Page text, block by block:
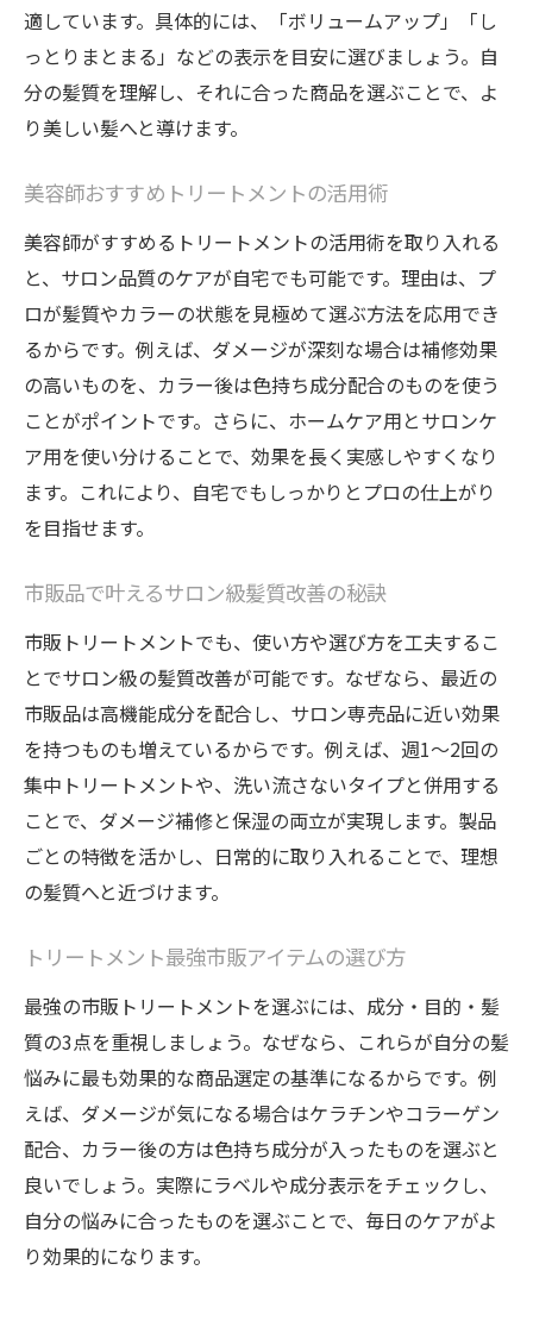
適しています。具体的には、「ボリュームアップ」「し
っとりまとまる」などの表示を目安に選びましょう。自
分の髪質を理解し、それに合った商品を選ぶことで、よ
り美しい髪へと導けます。
美容師おすすめトリートメントの活用術
美容師がすすめるトリートメントの活用術を取り入れる
と、サロン品質のケアが自宅でも可能です。理由は、プ
ロが髪質やカラーの状態を見極めて選ぶ方法を応用でき
るからです。例えば、ダメージが深刻な場合は補修効果
の高いものを、カラー後は色持ち成分配合のものを使う
ことがポイントです。さらに、ホームケア用とサロンケ
ア用を使い分けることで、効果を長く実感しやすくなり
ます。これにより、自宅でもしっかりとプロの仕上がり
を目指せます。
市販品で叶えるサロン級髪質改善の秘訣
市販トリートメントでも、使い方や選び方を工夫するこ
とでサロン級の髪質改善が可能です。なぜなら、最近の
市販品は高機能成分を配合し、サロン専売品に近い効果
を持つものも増えているからです。例えば、週1～2回の
集中トリートメントや、洗い流さないタイプと併用する
ことで、ダメージ補修と保湿の両立が実現します。製品
ごとの特徴を活かし、日常的に取り入れることで、理想
の髪質へと近づけます。
トリートメント最強市販アイテムの選び方
最強の市販トリートメントを選ぶには、成分・目的・髪
質の3点を重視しましょう。なぜなら、これらが自分の髪
悩みに最も効果的な商品選定の基準になるからです。例
えば、ダメージが気になる場合はケラチンやコラーゲン
配合、カラー後の方は色持ち成分が入ったものを選ぶと
良いでしょう。実際にラベルや成分表示をチェックし、
自分の悩みに合ったものを選ぶことで、毎日のケアがよ
り効果的になります。